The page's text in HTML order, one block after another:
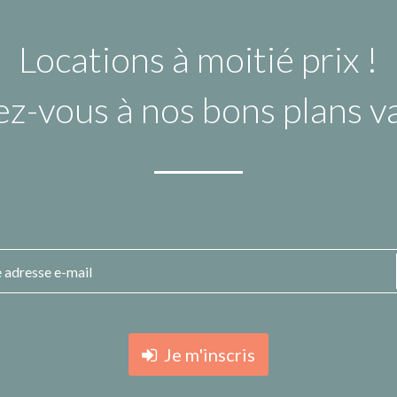
Locations à moitié prix !
vous à nos bons plans
Je m'inscris